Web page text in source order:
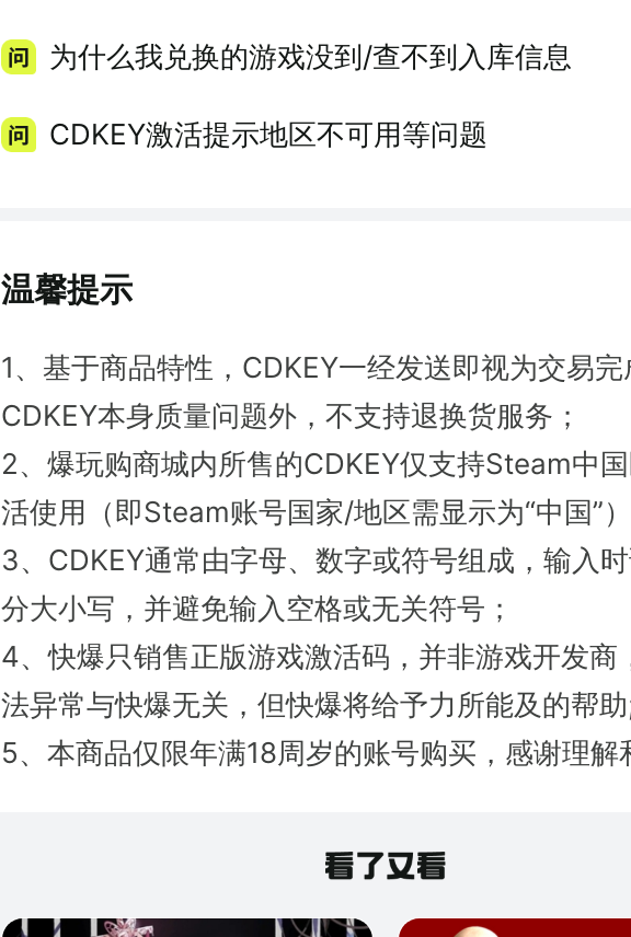
为什么我兑换的游戏没到/查不到入库信息
CDKEY激活提示地区不可用等问题
温馨提示
1、基于商品特性，CDKEY一经发送即视为交易
CDKEY本身质量问题外，不支持退换货服务；
2、爆玩购商城内所售的CDKEY仅支持Steam中
活使用（即Steam账号国家/地区需显示为“中国”
3、CDKEY通常由字母、数字或符号组成，输入
分大小写，并避免输入空格或无关符号；
4、快爆只销售正版游戏激活码，并非游戏开发商
法异常与快爆无关，但快爆将给予力所能及的帮
5、本商品仅限年满18周岁的账号购买，感谢理解